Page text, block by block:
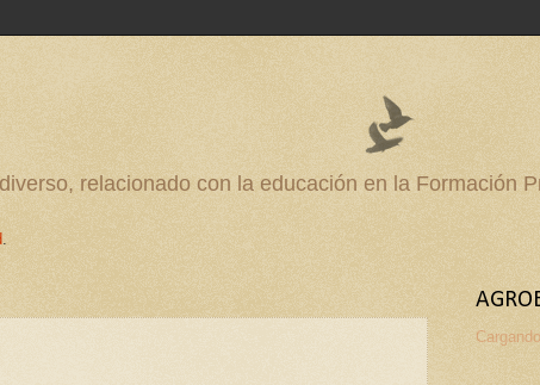
relacionado con la educación en la Formación
.